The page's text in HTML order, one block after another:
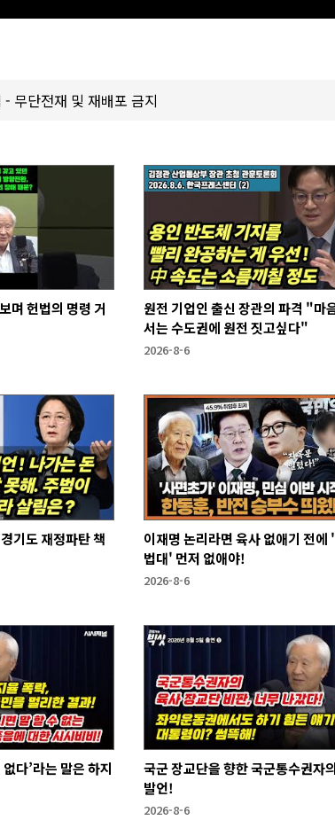
단전재 및 재배포 금지
며 헌법의 명령 거
원전 기업인 출신 장관의 파격 "마
서는 수도권에 원전 짓고싶다"
2026-8-6
기도 재정파탄 책
이재명 논리라면 육사 없애기 전에
법대' 먼저 없애야!
2026-8-6
국군 장교단을 향한 국군통수권자
발언!
2026-8-6